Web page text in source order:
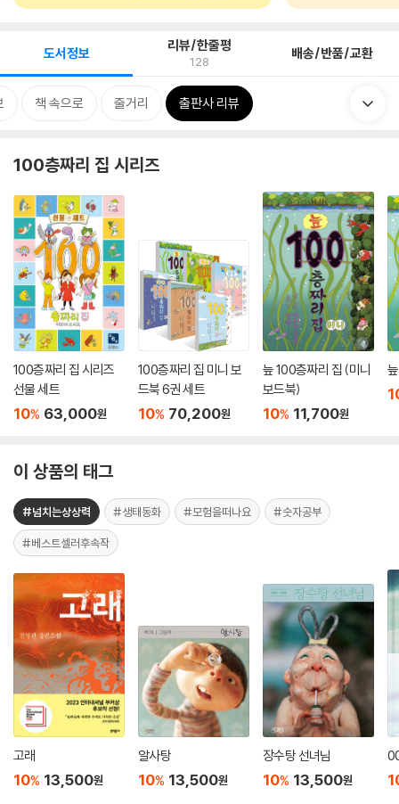
도서정보 리뷰/한줄평
128 배송/반품/교환
책 속으로 줄거리 출판사 리뷰
100층짜리 집 시리즈
100층짜리 집 시리즈
선물 세트
10% 63,000원
100층짜리 집 미니 보
드북 6권 세트
10% 70,200원
늪 100층짜리 집 (미니
보드북)
10% 11,700원
이 상품의 태그
#넘치는상상력 #생태동화 #모험을떠나요 #숫자공부
#베스트셀러후속작
고래
10% 13,500원
알사탕
10% 13,500원
장수탕 선녀님
10% 13,500원